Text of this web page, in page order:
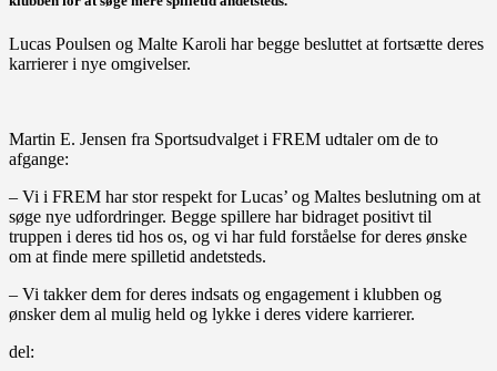
Lucas Poulsen og Malte Karoli har begge besluttet at fortsætte deres
karrierer i nye omgivelser.
Martin E. Jensen fra Sportsudvalget i FREM udtaler om de to
afgange:
– Vi i FREM har stor respekt for Lucas’ og Maltes beslutning om at
søge nye udfordringer. Begge spillere har bidraget positivt til
truppen i deres tid hos os, og vi har fuld forståelse for deres ønske
om at finde mere spilletid andetsteds.
– Vi takker dem for deres indsats og engagement i klubben og
ønsker dem al mulig held og lykke i deres videre karrierer.
del: